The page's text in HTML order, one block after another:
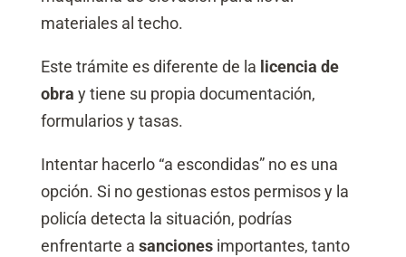
materiales al techo.
Este trámite es diferente de la licencia de
obra y tiene su propia documentación,
formularios y tasas.
Intentar hacerlo “a escondidas” no es una
opción. Si no gestionas estos permisos y la
policía detecta la situación, podrías
enfrentarte a sancionesimportantes, tanto